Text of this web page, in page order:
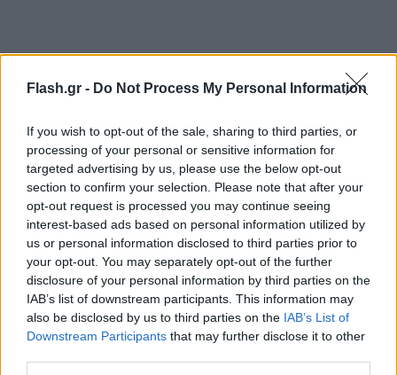
Flash.gr - Do Not Process My Personal Information
If you wish to opt-out of the sale, sharing to third parties, or
processing of your personal or sensitive information for
targeted advertising by us, please use the below opt-out
section to confirm your selection. Please note that after your
opt-out request is processed you may continue seeing
interest-based ads based on personal information utilized by
us or personal information disclosed to third parties prior to
your opt-out. You may separately opt-out of the further
disclosure of your personal information by third parties on the
IAB’s list of downstream participants. This information may
also be disclosed by us to third parties on the IAB’s List of
Downstream Participants that may further disclose it to other
Απαντώντας σε ερώτηση για το εάν υπάρχει
ενδεχόμενο να δημιουργήσει ο Αλέξης Τσίπρας
κάτι νέο, είπε ότι δεν γνωρίζει τίποτα παραπάνω
από όσα έχουν δει το φως της δημοσιότητας.